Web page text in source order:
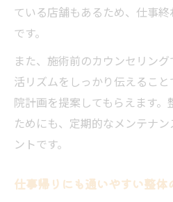
ている店舗もあるため、仕事
です。
また、施術前のカウンセリン
活リズムをしっかり伝えるこ
院計画を提案してもらえます
ためにも、定期的なメンテナ
ントです。
仕事帰りにも通いやすい整体